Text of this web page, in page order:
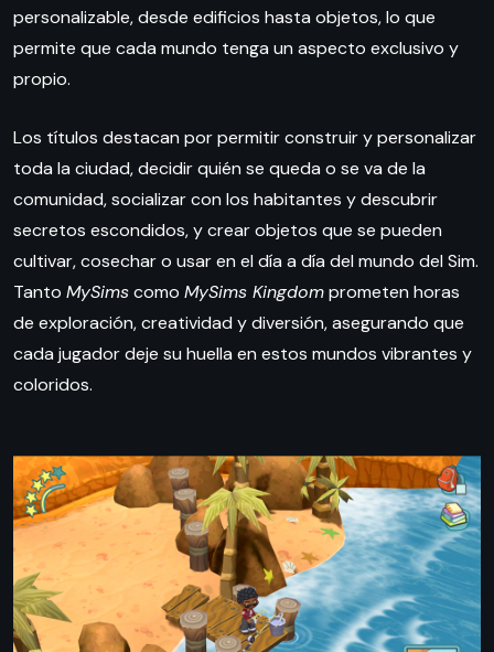
personalizable, desde edificios hasta objetos, lo que
permite que cada mundo tenga un aspecto exclusivo y
propio.
Los títulos destacan por permitir construir y personalizar
toda la ciudad, decidir quién se queda o se va de la
comunidad, socializar con los habitantes y descubrir
secretos escondidos, y crear objetos que se pueden
cultivar, cosechar o usar en el día a día del mundo del Sim.
Tanto MySimscomo MySims Kingdomprometen horas
de exploración, creatividad y diversión, asegurando que
cada jugador deje su huella en estos mundos vibrantes y
coloridos.